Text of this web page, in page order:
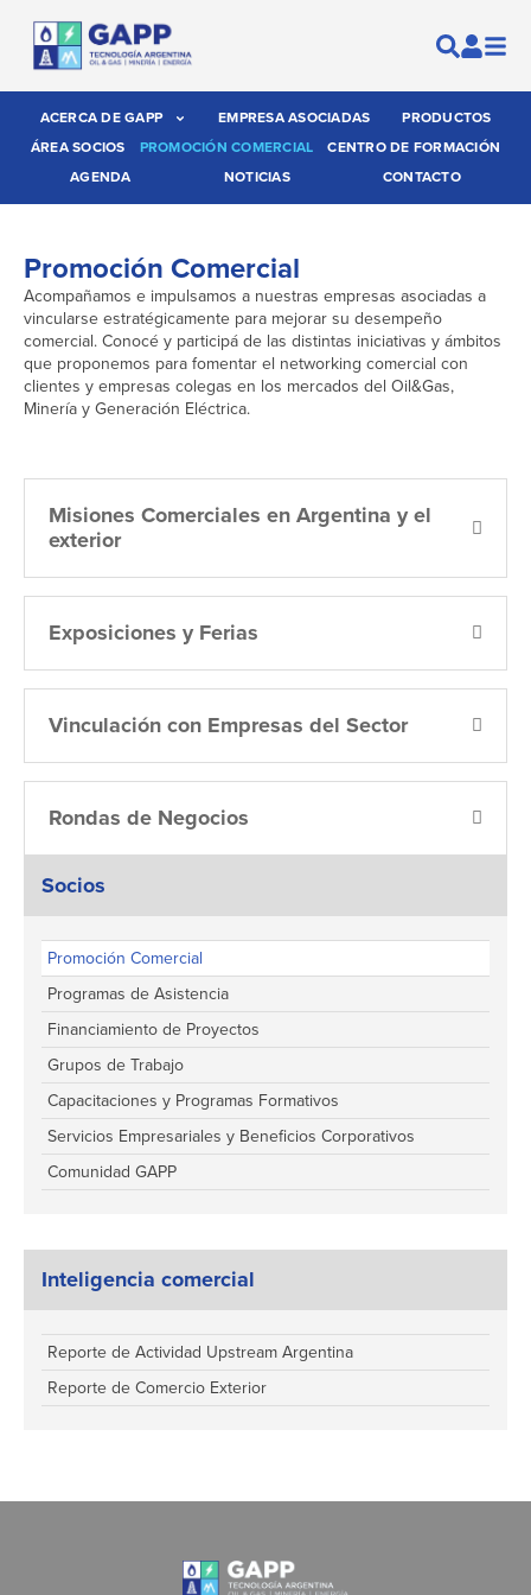
ACERCA DE GAPP EMPRESA ASOCIADAS
PRODUCTOS
ÁREA SOCIOS
PROMOCIÓN COMERCIAL
CENTRO DE FORMACIÓN
AGENDA
NOTICIAS CONTACTO
Socios
Promoción Comercial
Programas de Asistencia
Financiamiento de Proyectos
Grupos de Trabajo
Capacitaciones y Programas Formativos
Servicios Empresariales y Beneficios Corporativos
Comunidad GAPP
Inteligencia comercial
Reporte de Actividad Upstream Argentina
Reporte de Comercio Exterior
Promoción Comercial
Acompañamos e impulsamos a nuestras empresas asociadas a
vincularse estratégicamente para mejorar su desempeño
comercial. Conocé y participá de las distintas iniciativas y ámbitos
que proponemos para fomentar el networking comercial con
clientes y empresas colegas en los mercados del Oil&Gas,
Minería y Generación Eléctrica.
Misiones Comerciales en Argentina y el
exterior
Exposiciones y Ferias
Vinculación con Empresas del Sector
Rondas de Negocios